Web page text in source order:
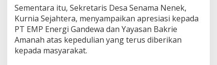
m
N
e
n
Sementara itu, Sekretaris Desa Senama Nenek,
Kurnia Sejahtera, menyampaikan apresiasi kepada
PT EMP Energi Gandewa dan Yayasan Bakrie
Amanah atas kepedulian yang terus diberikan
kepada masyarakat.